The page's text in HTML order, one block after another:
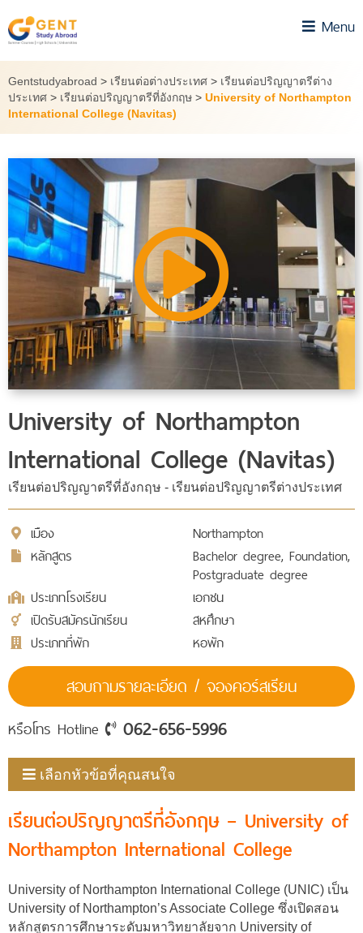
to
content
Menu
Gentstudyabroad > เรียนต่อต่างประเทศ > เรียนต่อปริญญาตรีต่าง
ประเทศ > เรียนต่อปริญญาตรีที่อังกฤษ > University of Northampton
International College (Navitas)
University of Northampton
International College (Navitas)
เรียนต่อปริญญาตรีที่อังกฤษ - เรียนต่อปริญญาตรีต่างประเทศ
เมือง
Northampton
หลักสูตร
Bachelor degree, Foundation,
Postgraduate degree
ประเภทโรงเรียน
เอกชน
เปิดรับสมัครนักเรียน
สหศึกษา
ประเภทที่พัก
หอพัก
สอบถามรายละเอียด / จองคอร์สเรียน
หรือโทร Hotline 062-656-5996
เลือกหัวข้อที่คุณสนใจ
เรียนต่อปริญญาตรีที่อังกฤษ – University of
Northampton International College
University of Northampton International College (UNIC) เป็น
University of Northampton’s Associate College ซึ่งเปิดสอน
หลักสูตรการศึกษาระดับมหาวิทยาลัยจาก University of